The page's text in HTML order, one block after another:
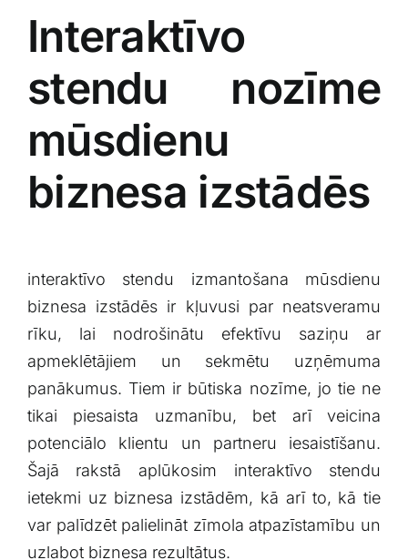
Interaktīvo
‍stendu nozīme
mūsdienu
biznesa izstādēs
interaktīvo stendu izmantošana ⁢mūsdienu
biznesa⁤ izstādēs ir kļuvusi par neatsveramu
rīku, lai nodrošinātu efektīvu saziņu ar
‌apmeklētājiem un⁢ sekmētu uzņēmuma
panākumus. Tiem ir⁤ būtiska nozīme,⁢ jo tie ne
tikai piesaista uzmanību, bet arī veicina
potenciālo klientu un partneru iesaistīšanu.
Šajā rakstā aplūkosim interaktīvo stendu
ietekmi⁤ uz biznesa⁤ izstādēm, kā ⁢arī to, kā tie
var‌ palīdzēt palielināt zīmola atpazīstamību un
uzlabot biznesa rezultātus.